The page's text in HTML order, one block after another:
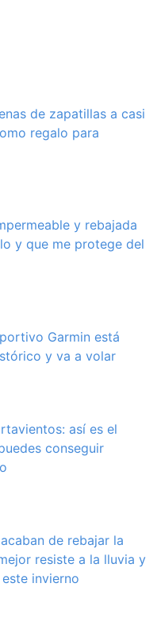
de zapatillas a casi
regalo para
y rebajada
y que me protege del
Garmin está
y va a volar
así es el
conseguir
de rebajar la
resiste a la lluvia y
invierno